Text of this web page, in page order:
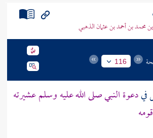
بن أحمد بن عثمان الذهبي
116
دعوة النبي صلى الله عليه وسلم عشيرته